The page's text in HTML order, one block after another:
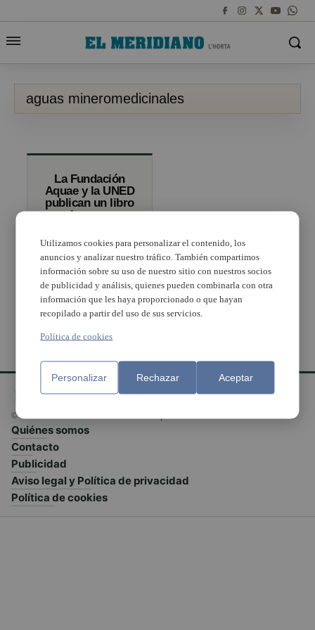
aguas mineromedicinales
La Fundación
Aquae y la UNED
publican un libro
sobre aguas
y termas
curativas de la
península ibérica
© El Meridiano L'Horta 2026 - Valencia - España
Quiénes somos
Contacto
Publicidad
Aviso legal y Política de privacidad
Política de cookies
Utilizamos cookies para personalizar el contenido, los
anuncios y analizar nuestro tráfico. También compartimos
información sobre su uso de nuestro sitio con nuestros socios
de publicidad y análisis, quienes pueden combinarla con otra
información que les haya proporcionado o que hayan
recopilado a partir del uso de sus servicios.
Política de cookies
Personalizar Rechazar Aceptar